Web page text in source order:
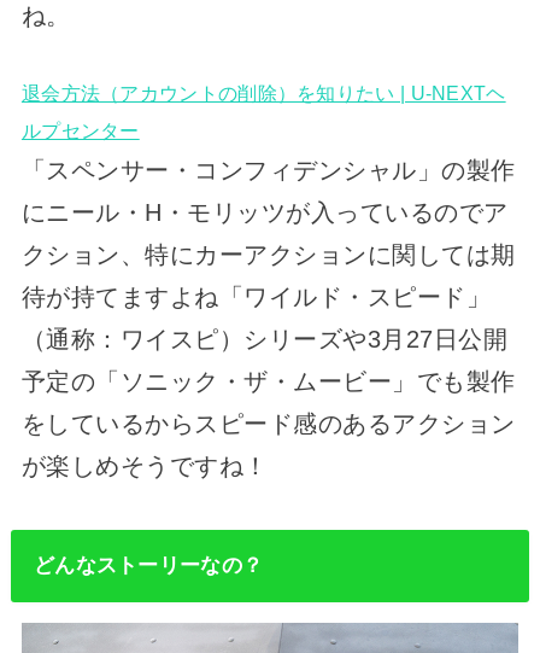
ね。
退会方法（アカウントの削除）を知りたい | U-NEXTヘ
ルプセンター
「スペンサー・コンフィデンシャル」の製作
にニール・H・モリッツが入っているのでア
クション、特にカーアクションに関しては期
待が持てますよね「ワイルド・スピード」
（通称：ワイスピ）シリーズや3月27日公開
予定の「ソニック・ザ・ムービー」でも製作
をしているからスピード感のあるアクション
が楽しめそうですね！
どんなストーリーなの？